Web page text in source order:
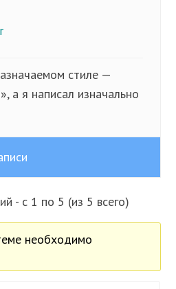
стиле —
а я написал изначально
- с 1 по 5 (из 5 всего)
необходимо